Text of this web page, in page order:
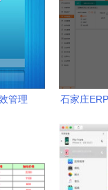
管理
石家庄